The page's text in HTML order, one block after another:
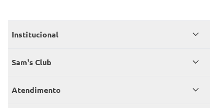
Institucional
Quem somos
Sam's Club
Seja sócio
Atendimento